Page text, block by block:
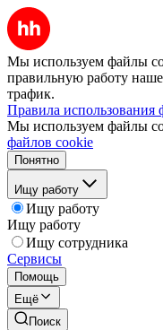
Мы используем файлы
правильную работу
трафик.
Правила использования
Мы используем файлы
файлов cookie
Понятно
Ищу работу
Ищу работу
Ищу работу
Ищу сотрудника
Сервисы
Помощь
Ещё
Поиск